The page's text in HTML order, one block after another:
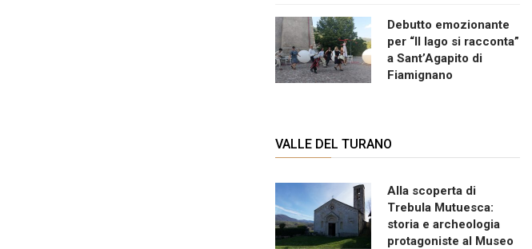
Debutto emozionante
per “Il lago si racconta”
a Sant’Agapito di
Fiamignano
VALLE DEL TURANO
Alla scoperta di
Trebula Mutuesca:
storia e archeologia
protagoniste al Museo